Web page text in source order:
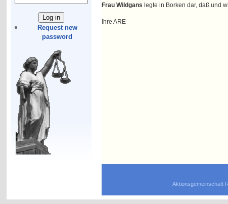
Request new
password
Frau Wildgans legte in Borken dar, daß und
Ihre ARE
Aktionsgemeinschaft